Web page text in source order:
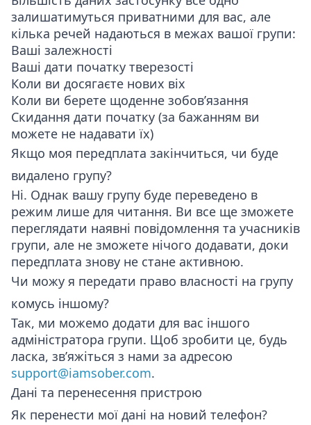
залишатимуться приватними для вас, але
кілька речей надаються в межах вашої групи:
Ваші залежності
Ваші дати початку тверезості
Коли ви досягаєте нових віх
Коли ви берете щоденне зобов’язання
Скидання дати початку (за бажанням ви
можете не надавати їх)
Якщо моя передплата закінчиться, чи буде
видалено групу?
Ні. Однак вашу групу буде переведено в
режим лише для читання. Ви все ще зможете
переглядати наявні повідомлення та учасників
групи, але не зможете нічого додавати, доки
передплата знову не стане активною.
Чи можу я передати право власності на групу
комусь іншому?
Так, ми можемо додати для вас іншого
адміністратора групи. Щоб зробити це, будь
ласка, зв’яжіться з нами за адресою
support@iamsober.com.
Дані та перенесення пристрою
Як перенести мої дані на новий телефон?